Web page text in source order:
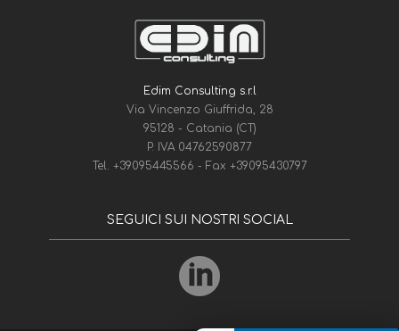
Edim Consulting s.r.l
Via Vincenzo Giuffrida, 28
95128 - Catania (CT)
P. IVA 04762590877
Tel. +39095445566 - Fax +39095430797
SEGUICI SUI NOSTRI SOCIAL